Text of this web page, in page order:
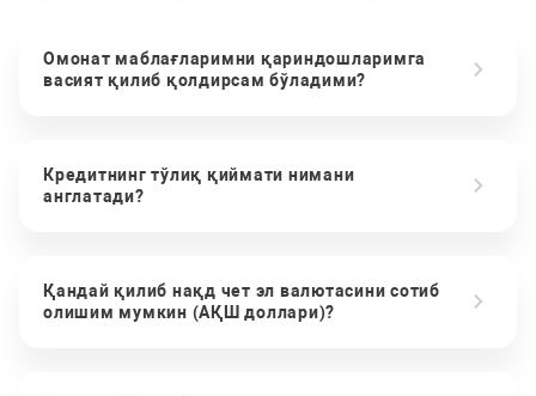
Омонат маблағларимни қариндошларимга
васият қилиб қолдирсам бўладими?
Кредитнинг тўлиқ қиймати нимани
англатади?
Қандай қилиб нақд чет эл валютасини сотиб
олишим мумкин (АҚШ доллари)?